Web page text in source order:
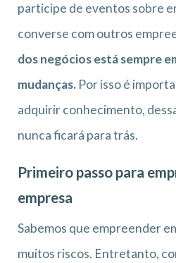
participe de eventos sobre
converse com outros
dos negócios está sempre
mudanças. Por isso é
adquirir conhecimento,
nunca ficará para trás.
Primeiro passo para
empresa
Sabemos que empreender
muitos riscos. Entretanto,